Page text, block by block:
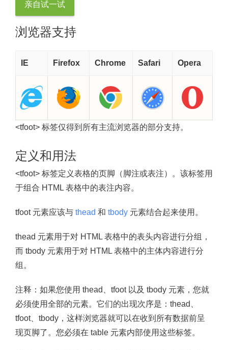
亲自试一试
浏览器支持
IE Firefox Chrome Safari Opera
<tfoot> 标签仅得到所有主流浏览器的部分支持。
定义和用法
<tfoot> 标签定义表格的页脚（脚注或表注）。该标签用
于组合 HTML 表格中的表注内容。
tfoot 元素应该与 thead 和 tbody 元素结合起来使用。
thead 元素用于对 HTML 表格中的表头内容进行分组，
而 tbody 元素用于对 HTML 表格中的主体内容进行分
组。
注释： 如果您使用 thead、tfoot 以及 tbody 元素，您就
必须使用全部的元素。它们的出现次序是：thead、
tfoot、tbody，这样浏览器就可以在收到所有数据前呈
现页脚了。您必须在 table 元素内部使用这些标签。